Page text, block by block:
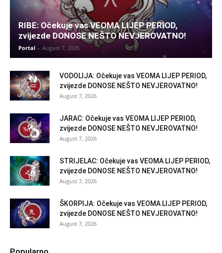
RIBE: Očekuje vas VEOMA LIJEP PERIOD,
zvijezde DONOSE NEŠTO NEVJEROVATNO!
Portal - August 7, 2026
VODOLIJA: Očekuje vas VEOMA LIJEP PERIOD,
zvijezde DONOSE NEŠTO NEVJEROVATNO!
August 7, 2026
JARAC: Očekuje vas VEOMA LIJEP PERIOD,
zvijezde DONOSE NEŠTO NEVJEROVATNO!
August 7, 2026
STRIJELAC: Očekuje vas VEOMA LIJEP PERIOD,
zvijezde DONOSE NEŠTO NEVJEROVATNO!
August 7, 2026
ŠKORPIJA: Očekuje vas VEOMA LIJEP PERIOD,
zvijezde DONOSE NEŠTO NEVJEROVATNO!
August 7, 2026